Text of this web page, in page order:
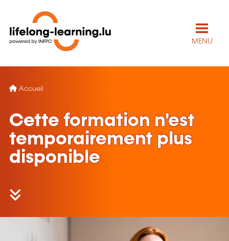
MENU
Accueil
Cette formation n'est
temporairement plus
disponible